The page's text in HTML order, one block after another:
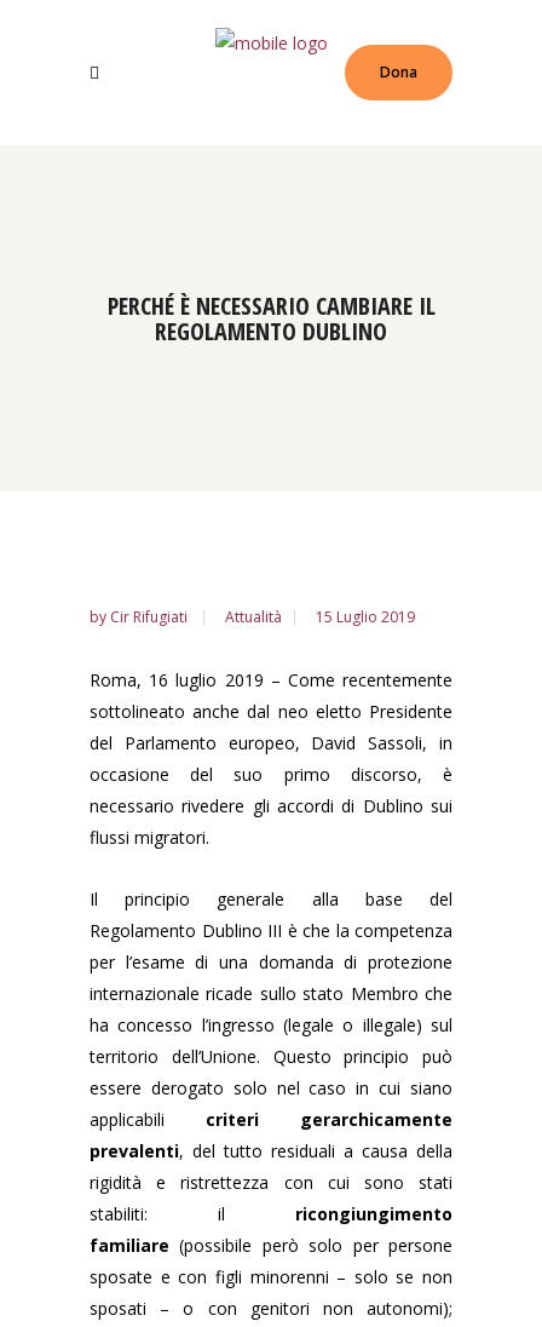
Dona
PERCHÉ È NECESSARIO CAMBIARE IL
REGOLAMENTO DUBLINO
by Cir Rifugiati Attualità 15 Luglio 2019
Roma, 16 luglio 2019 – Come recentemente
sottolineato anche dal neo eletto Presidente
del Parlamento europeo, David Sassoli, in
occasione del suo primo discorso, è
necessario rivedere gli accordi di Dublino sui
flussi migratori.
Il principio generale alla base del
Regolamento Dublino III è che la competenza
per l’esame di una domanda di protezione
internazionale ricade sullo stato Membro che
ha concesso l’ingresso (legale o illegale) sul
territorio dell’Unione. Questo principio può
essere derogato solo nel caso in cui siano
applicabili criteri gerarchicamente
prevalenti, del tutto residuali a causa della
rigidità e ristrettezza con cui sono stati
stabiliti: il ricongiungimento
familiare (possibile però solo per persone
sposate e con figli minorenni – solo se non
sposati – o con genitori non autonomi);